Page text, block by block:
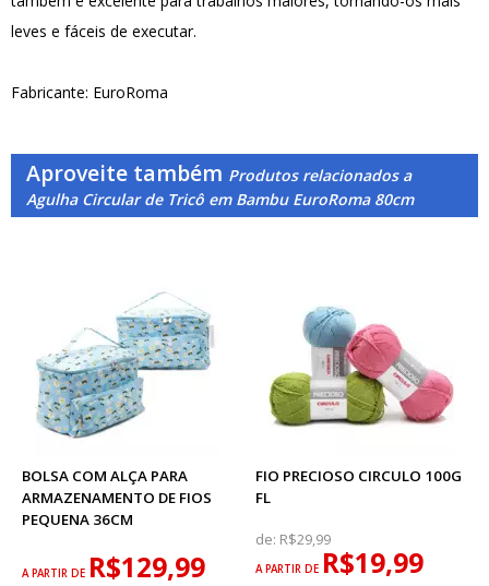
leves e fáceis de executar.
Fabricante: EuroRoma
Aproveite também Produtos relacionados a
Agulha Circular de Tricô em Bambu EuroRoma 80cm
BOLSA COM ALÇA PARA
ARMAZENAMENTO DE FIOS
PEQUENA 36CM
A PARTIR DE R$129,99
FIO PRECIOSO CIRCULO 100G
FL
de: R$29,99
A PARTIR DE R$19,99